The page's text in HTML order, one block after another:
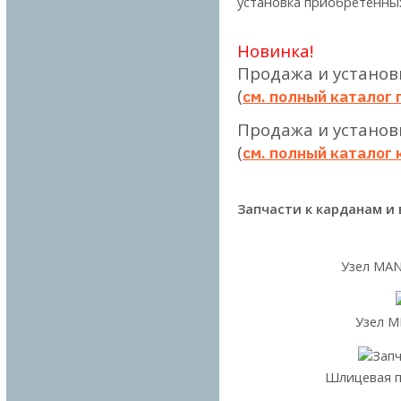
Новинка!
Продажа и
(см. полный
Продажа и
(см. полный каталог
Запчасти к карданам и
Узел